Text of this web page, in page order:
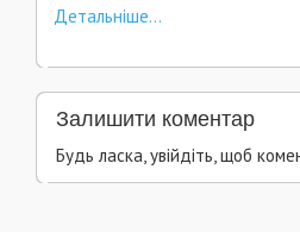
Детальніше...
Залишити коментар
Будь ласка, увійдіть, щоб